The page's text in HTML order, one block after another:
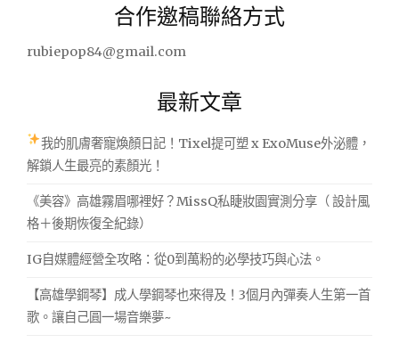
合作邀稿聯絡方式
rubiepop84@gmail.com
最新文章
我的肌膚奢寵煥顏日記！Tixel提可塑 x ExoMuse外泌體，
解鎖人生最亮的素顏光！
《美容》高雄霧眉哪裡好？MissQ私睫妝園實測分享（ 設計風
格＋後期恢復全紀錄）
IG自媒體經營全攻略：從0到萬粉的必學技巧與心法。
【高雄學鋼琴】成人學鋼琴也來得及！3個月內彈奏人生第一首
歌。讓自己圓一場音樂夢~